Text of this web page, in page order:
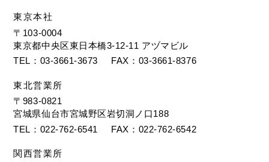
東京本社
〒103-0004
東京都中央区東日本橋3-12-11 アヅマビル
TEL
03-3661-3673 FAX 03-3661-8376
東北営業所
〒983-0821
宮城県仙台市宮城野区岩切洞ノ口188
TEL
022-762-6541 FAX 022-762-6542
関西営業所